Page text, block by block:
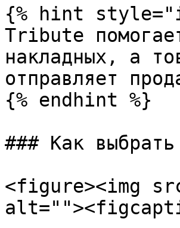
{% hint
Tribute
накладных, а
отправляет
{% endhint %}
### Как
<figure><img